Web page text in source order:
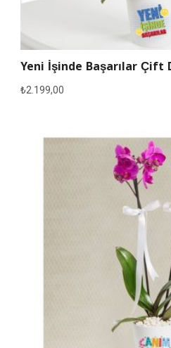
Yeni İşinde Başarılar Çift
₺2.199,00